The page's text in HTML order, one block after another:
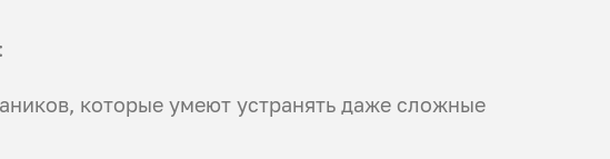
которые умеют устранять даже сложные